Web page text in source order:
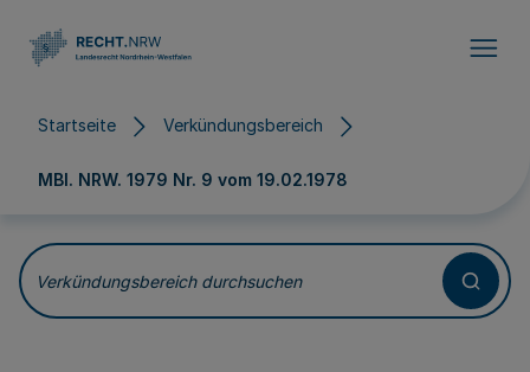
Startseite Verkündungsbereich
MBl. NRW. 1979 Nr. 9 vom 19.02.1978
Verkündungsbereich durchsuchen